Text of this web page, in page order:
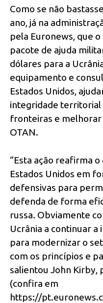
Como se não
ano, já na
pela Euronews, que
pacote de ajuda
dólares para a
equipamento e
Estados Unidos,
integridade territorial
fronteiras e melhorar
OTAN.
“Esta ação reafirma
Estados Unidos em
defensivas para
defenda de forma
russa. Obviamente
Ucrânia a continuar
para modernizar o
com os princípios e
salientou John Kirby,
(confira em
https://